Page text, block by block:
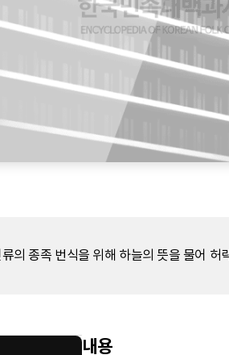
의 종족 번식을 위해 하늘의 뜻을 물어
내용